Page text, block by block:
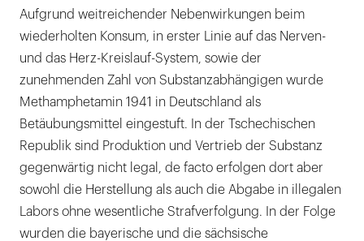
Aufgrund weitreichender Nebenwirkungen beim
wiederholten Konsum, in erster Linie auf das Nerven-
und das Herz-Kreislauf-System, sowie der
zunehmenden Zahl von Substanzabhängigen wurde
Methamphetamin 1941 in Deutschland als
Betäubungsmittel eingestuft. In der Tschechischen
Republik sind Produktion und Vertrieb der Substanz
gegenwärtig nicht legal, de facto erfolgen dort aber
sowohl die Herstellung als auch die Abgabe in illegalen
Labors ohne wesentliche Strafverfolgung. In der Folge
wurden die bayerische und die sächsische